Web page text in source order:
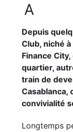
A
Depuis
Club, niché
Finance
quartier,
train de
Casablanca,
convivialité
Longtemps